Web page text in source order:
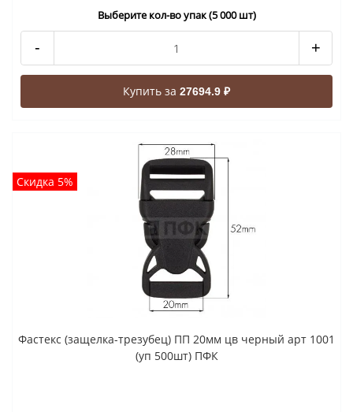
Выберите кол-во упак (5 000 шт)
- +
Купить за 27694.9 ₽
Скидка 5%
Фастекс (защелка-трезубец) ПП 20мм цв черный арт 1001
(уп 500шт) ПФК